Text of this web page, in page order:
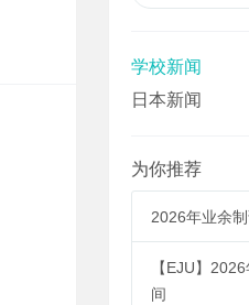
学校新闻
日本新闻
为你推荐
2026年业余
【EJU】
间